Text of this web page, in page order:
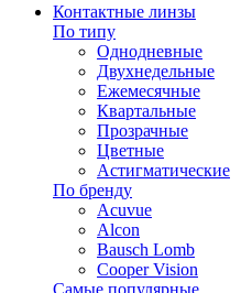
Контактные линзы
По типу
Однодневные
Двухнедельные
Ежемесячные
Квартальные
Прозрачные
Цветные
Астигматические
По бренду
Acuvue
Alcon
Bausch Lomb
Cooper Vision
Самые популярные